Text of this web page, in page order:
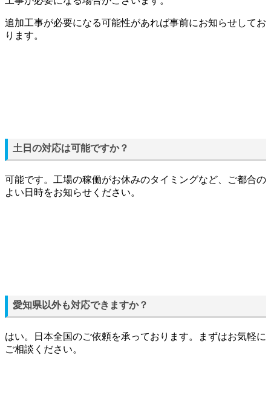
追加工事が必要になる可能性があれば事前にお知らせしてお
ります。
土日の対応は可能ですか？
可能です。工場の稼働がお休みのタイミングなど、ご都合の
よい日時をお知らせください。
愛知県以外も対応できますか？
はい。日本全国のご依頼を承っております。まずはお気軽に
ご相談ください。